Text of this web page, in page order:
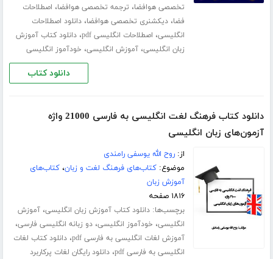
تخصصی هوافضا، ترجمه تخصصی هوافضا، اصطلاحات
فضا،دیکشنری تخصصی هوافضا،دانلود اصطلاحات
انگلیسی، اصطلاحات انگلیسی pdf ،دانلود کتاب آموزش
زبان انگلیسی،آموزش انگلیسی، خودآموز انگلیسی
دانلود کتاب
دانلود کتاب فرهنگ لغت انگلیسی به فارسی 21000 واژه
آزمون‌های زبان انگلیسی
از:روح الله یوسفی رامندی
موضوع:کتاب‌های فرهنگ لغت و زبان،کتاب‌های
آموزش زبان
۱۸۱۶ صفحه
برچسب‌ها:دانلود کتاب آموزش زبان انگلیسی،آموزش
انگلیسی، خودآموز انگلیسی،دو زبانه انگلیسی فارسی،
آموزش لغات انگلیسی به فارسی pdf ،دانلود کتاب لغات
انگلیسی به فارسی pdf
،دانلود رایگان لغات پرکاربرد